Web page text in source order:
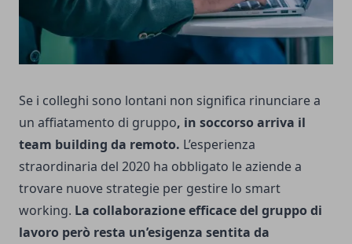
Se i colleghi sono lontani non significa rinunciare a
un affiatamento di gruppo, in soccorso arriva il
team building da remoto. L’esperienza
straordinaria del 2020 ha obbligato le aziende a
trovare nuove strategie per gestire lo smart
working. La collaborazione efficace del gruppo di
lavoro però resta un’esigenza sentita da